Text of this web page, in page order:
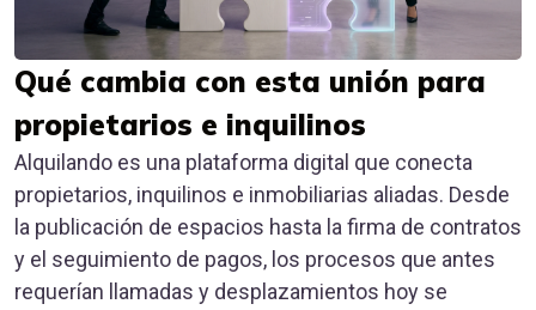
Qué cambia con esta unión para
propietarios e inquilinos
Alquilando es una plataforma digital que conecta
propietarios, inquilinos e inmobiliarias aliadas. Desde
la publicación de espacios hasta la firma de contratos
y el seguimiento de pagos, los procesos que antes
requerían llamadas y desplazamientos hoy se